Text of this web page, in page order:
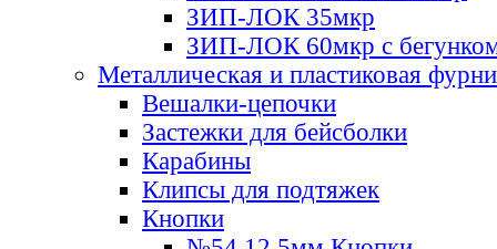
ЗИП-ЛОК 35мкр
ЗИП-ЛОК 60мкр с
Металлическая и пластиковая
Вешалки-цепочки
Застежки для бейсболки
Карабины
Клипсы для подтяжек
Кнопки